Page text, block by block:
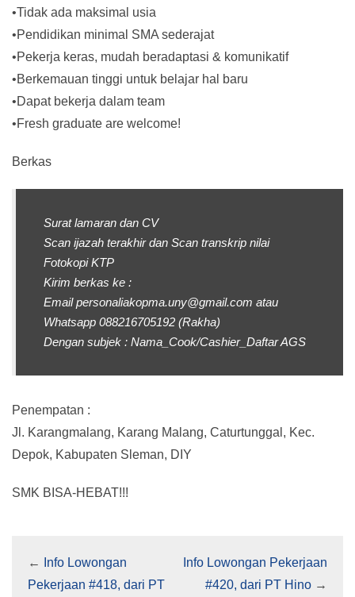
•Tidak ada maksimal usia
•Pendidikan minimal SMA sederajat
•Pekerja keras, mudah beradaptasi & komunikatif
•Berkemauan tinggi untuk belajar hal baru
•Dapat bekerja dalam team
•Fresh graduate are welcome!
Berkas
Surat lamaran dan CV
Scan ijazah terakhir dan Scan transkrip nilai
Fotokopi KTP
Kirim berkas ke :
Email personaliakopma.uny@gmail.com atau
Whatsapp 088216705192 (Rakha)
Dengan subjek : Nama_Cook/Cashier_Daftar AGS
Penempatan :
Jl. Karangmalang, Karang Malang, Caturtunggal, Kec.
Depok, Kabupaten Sleman, DIY
SMK BISA-HEBAT!!!
←
Info Lowongan
Pekerjaan #418, dari PT
Info Lowongan Pekerjaan
#420, dari PT Hino →